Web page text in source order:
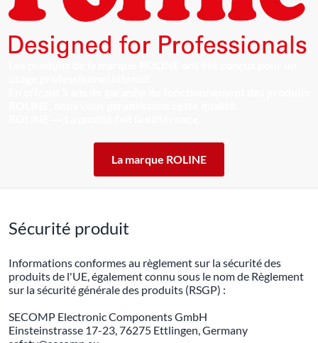
La marque ROLINE
Sécurité produit
Informations conformes au règlement sur la sécurité des
produits de l'UE, également connu sous le nom de Règlement
sur la sécurité générale des produits (RSGP) :
SECOMP Electronic Components GmbH
Einsteinstrasse 17-23, 76275 Ettlingen, Germany